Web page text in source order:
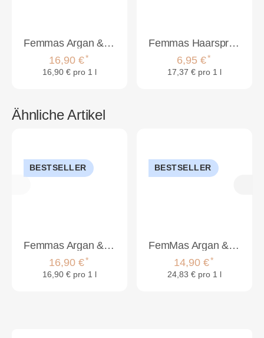
Femmas Argan & Keratin Shampoo 1000ml
16,90 €*
16,90 € pro 1 l
Femmas Haarspray Ultra Stark 400ml
6,95 €*
17,37 € pro 1 l
Ähnliche Artikel
BESTSELLER
Femmas Argan & Keratin Shampoo 1000ml
16,90 €*
16,90 € pro 1 l
BESTSELLER
FemMas Argan & Keratin Shampoo + Argan & Keratin Haarmaske je 300ml
14,90 €*
24,83 € pro 1 l